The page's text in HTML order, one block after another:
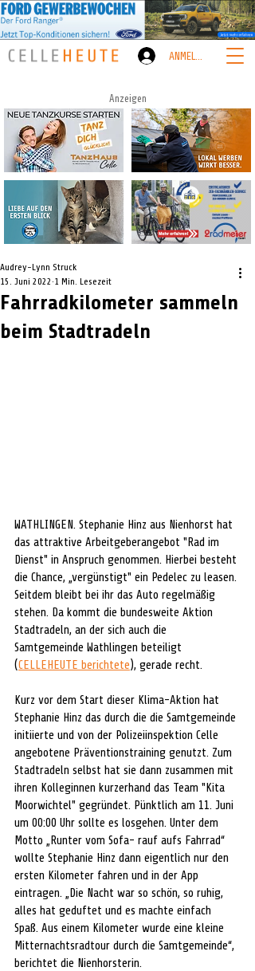
ANMELDEN
Anzeigen
Fahrradkilometer sammeln
beim Stadtradeln
Audrey-Lynn Struck
15. Juni 2022 1 Min. Lesezeit
WATHLINGEN. Stephanie Hinz aus Nienhorst hat
das attraktive Arbeitgeberangebot "Rad im
Dienst" in Anspruch genommen. Hierbei besteht
die Chance, „vergünstigt" ein Pedelec zu leasen.
Seitdem bleibt bei ihr das Auto regelmäßig
stehen. Da kommt die bundesweite Aktion
Stadtradeln, an der sich auch die
Samtgemeinde Wathlingen beteiligt
(CELLEHEUTE berichtete), gerade recht.
Kurz vor dem Start dieser Klima-Aktion hat
Stephanie Hinz das durch die die Samtgemeinde
initiierte und von der Polizeiinspektion Celle
angebotene Präventionstraining genutzt. Zum
Stadtradeln selbst hat sie dann zusammen mit
ihren Kolleginnen kurzerhand das Team "Kita
Moorwichtel" gegründet. Pünktlich am 11. Juni
um 00:00 Uhr sollte es losgehen. Unter dem
Motto „Runter vom Sofa- rauf aufs Fahrrad“
wollte Stephanie Hinz dann eigentlich nur den
ersten Kilometer fahren und in der App
eintragen. „Die Nacht war so schön, so ruhig,
alles hat geduftet und es machte einfach
Spaß. Aus einem Kilometer wurde eine kleine
Mitternachtsradtour durch die Samtgemeinde“,
berichtet die Nienhorsterin.